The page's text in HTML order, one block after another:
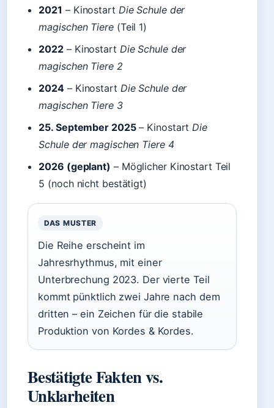
2021 – Kinostart Die Schule der
magischen Tiere(Teil 1)
2022 – Kinostart Die Schule der
magischen Tiere 2
2024 – Kinostart Die Schule der
magischen Tiere 3
25. September 2025– KinostartDie
Schule der magischen Tiere 4
2026 (geplant) – Möglicher Kinostart Teil
5 (noch nicht bestätigt)
DAS MUSTER
Die Reihe erscheint im
Jahresrhythmus, mit einer
Unterbrechung 2023. Der vierte Teil
kommt pünktlich zwei Jahre nach dem
dritten – ein Zeichen für die stabile
Produktion von Kordes & Kordes.
Bestätigte Fakten vs.
Unklarheiten